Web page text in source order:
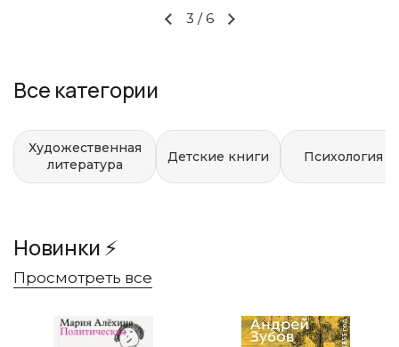
Предыдущий слайд
Следующий слайд
4 / 6
Все категории
Художественная
литература
Детские книги Психология
Новинки ⚡
Просмотреть все